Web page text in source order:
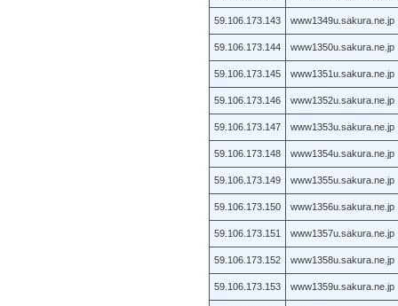
59.106.173.143 www1349u.sakura.ne.jp
59.106.173.144 www1350u.sakura.ne.jp
59.106.173.145 www1351u.sakura.ne.jp
59.106.173.146 www1352u.sakura.ne.jp
59.106.173.147 www1353u.sakura.ne.jp
59.106.173.148 www1354u.sakura.ne.jp
59.106.173.149 www1355u.sakura.ne.jp
59.106.173.150 www1356u.sakura.ne.jp
59.106.173.151 www1357u.sakura.ne.jp
59.106.173.152 www1358u.sakura.ne.jp
59.106.173.153 www1359u.sakura.ne.jp